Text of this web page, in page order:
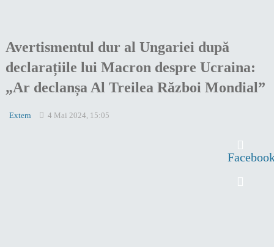
Avertismentul dur al Ungariei după
declarațiile lui Macron despre Ucraina:
„Ar declanșa Al Treilea Război Mondial”
Extern 4 Mai 2024, 15:05